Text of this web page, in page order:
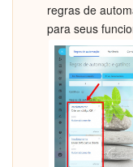
Tarefas e
CRM
CoPilot - IA
regras de
para seus